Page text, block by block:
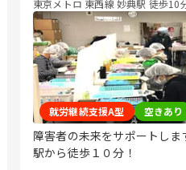
東京メトロ 東西線 妙典駅 徒歩10
就労継続支援A型 空きあり
障害者の未来をサポートし
駅から徒歩１０分！